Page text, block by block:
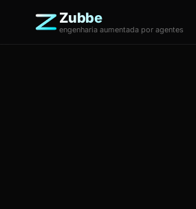
Zubbe
engenharia aumentada por agentes